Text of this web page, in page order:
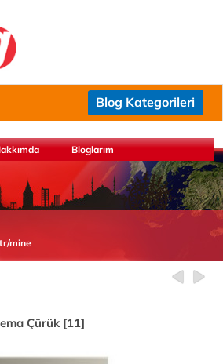
Blog Kategorileri
Bloglarım
mine
Çürük [11]